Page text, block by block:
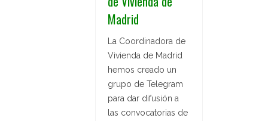
Madrid
La Coordinadora de
Vivienda de Madrid
hemos creado un
grupo de Telegram
para dar difusión a
las convocatorias de